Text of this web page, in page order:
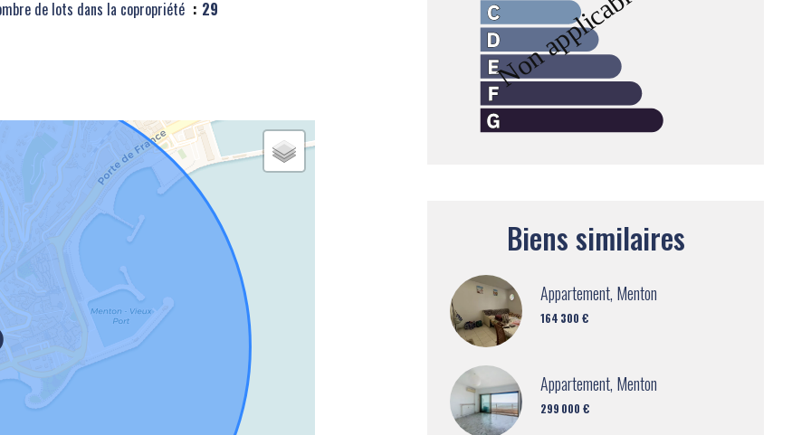
de lots dans la copropriété
29
Biens similaires
Appartement, Menton
164 300 €
Appartement, Menton
299 000 €